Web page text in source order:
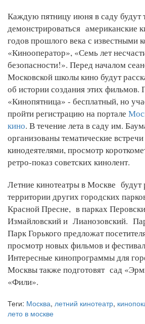
Каждую пятницу июня в саду будут
демонстрироваться американские
годов прошлого века с известными
«Кинооператор», «Семь лет
безопасности!». Перед началом
Московской школы кино будут
об истории создания этих фильмов.
«Кинопятница» - бесплатный, но
пройти регистрацию на портале
кино. В течение лета в саду им.
организованы тематические
кинодеятелями, просмотр
ретро-показ советских кинолент.
Летние кинотеатры в Москве будут
территории других городских
Красной Пресне, в парках
Измайловский и Лианозовский.
Парк Горького предложат
просмотр новых фильмов и
Интересные кинопрограммы для
Москвы также подготовят сад
«Фили».
Теги: Москва, летний кинотеатр,
лето в москве